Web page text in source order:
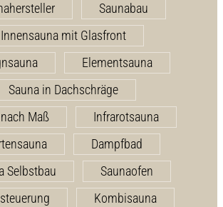
Saunabau
Innensauna mit Glasfront
Elementsauna
Sauna in Dachschräge
Maß
Infrarotsauna
Dampfbad
Selbstbau
Saunaofen
Kombisauna